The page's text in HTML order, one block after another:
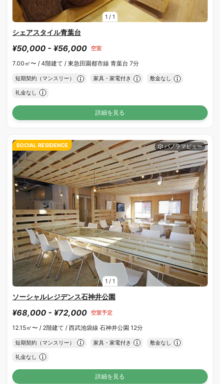
1 / 1
シェアスタイル青葉台
¥50,000 - ¥56,000 空室
7.00㎡〜 / 4階建て / 東急田園都市線 青葉台 7分
短期契約（マンスリー） 家具・家電付き 敷金なし
礼金なし
詳細を見る
1 / 1
SOCIAL RESIDENCE
ソーシャルレジデンス石神井公園
¥68,000 - ¥72,000 空室予定
12.15㎡〜 / 2階建て / 西武池袋線 石神井公園 12分
短期契約（マンスリー） 家具・家電付き 敷金なし
礼金なし
詳細を見る